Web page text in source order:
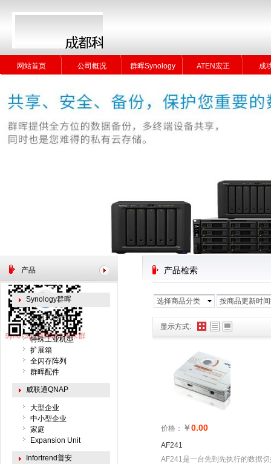
网站首页 公司概况 群晖Synology ATEN宏正 成
网站首页 公司概况 群晖Synology ATEN宏正 成
显示方式:
价格： ￥0.00
AF241
AF241是一台先到先执行的数据
产品检索
选择商品分类 按商品更新时
产品
Synology群晖
桌面式(塔式)
机架式
特殊工业机型
扩展箱
全闪存阵列
群晖配件
威联通QNAP
大型企业
中小型企业
家庭
Expansion Unit
Infortrend普安